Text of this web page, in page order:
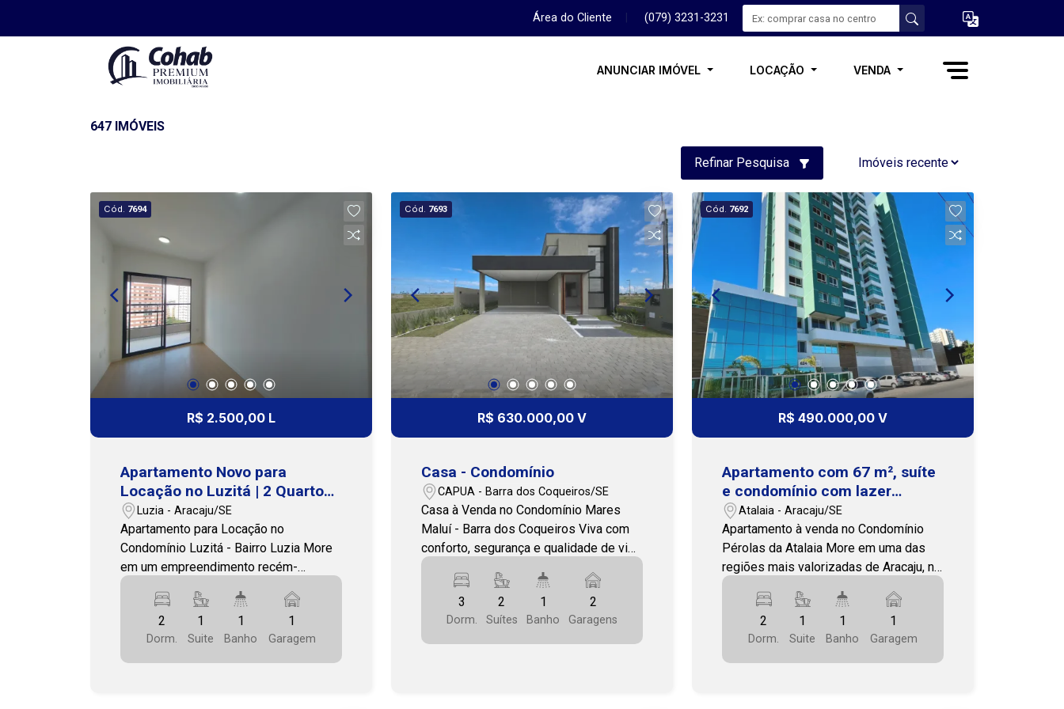
Área do Cliente (079) 3231-3231
ANUNCIAR IMÓVEL LOCAÇÃO VENDA
647 IMÓVEIS
Refinar Pesquisa
Cód. 7694
R$ 2.500,00 L
Apartamento Novo para
Locação no Luzitá | 2 Quartos,
Suíte e Lazer Completo no
Luzia
Luzia - Aracaju/SE
Apartamento para Locação no
Condomínio Luzitá - Bairro Luzia More
em um empreendimento recém-
entregue, com arquitetura moderna,
excelente infraestrutura e localização
privilegiada no bairro Luzia, uma das
regiões mais valorizadas de Aracaju. O
Condomínio Luzitá está próximo a
2
Dorm.
1
Suite
1
Banho
1
Garagem
Cód. 7693
R$ 630.000,00 V
Casa - Condomínio
CAPUA - Barra dos Coqueiros/SE
Casa à Venda no Condomínio Mares
Maluí - Barra dos Coqueiros Viva com
conforto, segurança e qualidade de vida
em um dos condomínios mais
desejados da Barra dos Coqueiros. O
Mares Maluí oferece uma infraestrutura
completa e uma localização
privilegiada, com fácil acesso às praias
3
Dorm.
2
Suítes
1
Banho
2
Garagens
Cód. 7692
R$ 490.000,00 V
Apartamento com 67 m², suíte
e condomínio com lazer
completo na Atalaia
Atalaia - Aracaju/SE
Apartamento à venda no Condomínio
Pérolas da Atalaia More em uma das
regiões mais valorizadas de Aracaju, no
Condomínio Pérolas da Atalaia,
localizado na Atalaia, a poucos minutos
da Passarela do Caranguejo e da
Avenida Melício Machado. A região
oferece fácil acesso a supermercados,
2
Dorm.
1
Suite
1
Banho
1
Garagem